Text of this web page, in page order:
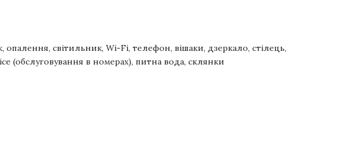
світильник, Wi-Fi, телефон, вішаки, дзеркало, стілець,
(обслуговування в номерах), питна вода, склянки